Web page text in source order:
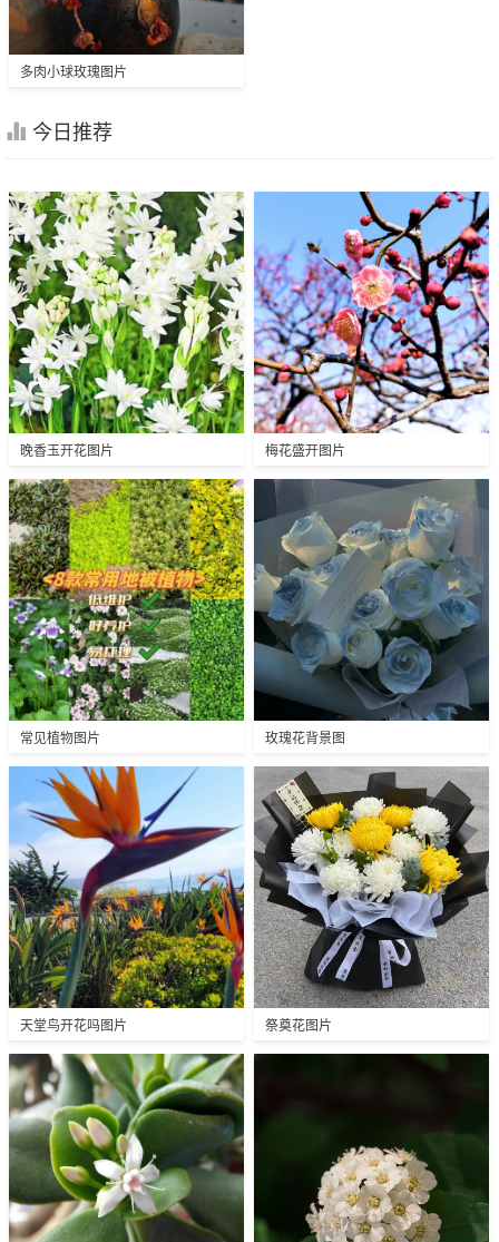
多肉小球玫瑰图片
今日推荐
晚香玉开花图片 梅花盛开图片
常见植物图片 玫瑰花背景图
天堂鸟开花吗图片 祭奠花图片